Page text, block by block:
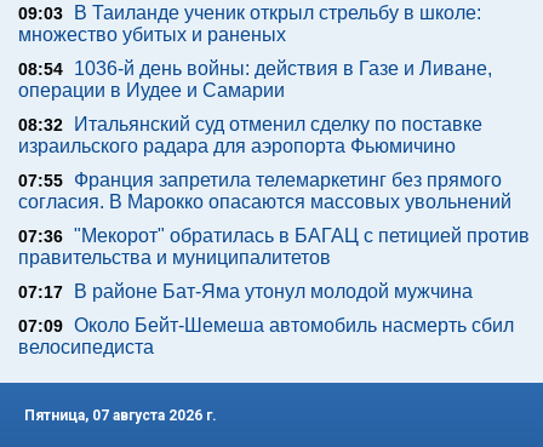
09:03
В Таиланде ученик открыл стрельбу в школе:
множество убитых и раненых
08:54
1036-й день войны: действия в Газе и Ливане,
операции в Иудее и Самарии
08:32
Итальянский суд отменил сделку по поставке
израильского радара для аэропорта Фьюмичино
07:55
Франция запретила телемаркетинг без прямого
согласия. В Марокко опасаются массовых увольнений
07:36 "Мекорот" обратилась в БАГАЦ с петицией против
правительства и муниципалитетов
07:17 В районе Бат-Яма утонул молодой мужчина
07:09 Около Бейт-Шемеша автомобиль насмерть сбил
велосипедиста
Пятница, 07 августа 2026 г.